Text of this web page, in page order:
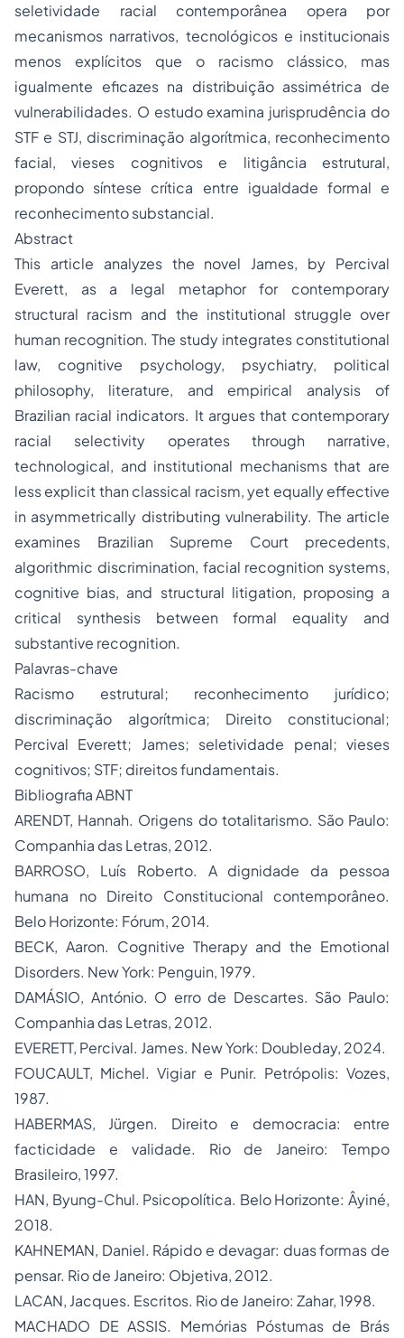
seletividade racial contemporânea opera por
mecanismos narrativos, tecnológicos e institucionais
menos explícitos que o racismo clássico, mas
igualmente eficazes na distribuição assimétrica de
vulnerabilidades. O estudo examina jurisprudência do
STF e STJ, discriminação algorítmica, reconhecimento
facial, vieses cognitivos e litigância estrutural,
propondo síntese crítica entre igualdade formal e
reconhecimento substancial.
Abstract
This article analyzes the novel James, by Percival
Everett, as a legal metaphor for contemporary
structural racism and the institutional struggle over
human recognition. The study integrates constitutional
law, cognitive psychology, psychiatry, political
philosophy, literature, and empirical analysis of
Brazilian racial indicators. It argues that contemporary
racial selectivity operates through narrative,
technological, and institutional mechanisms that are
less explicit than classical racism, yet equally effective
in asymmetrically distributing vulnerability. The article
examines Brazilian Supreme Court precedents,
algorithmic discrimination, facial recognition systems,
cognitive bias, and structural litigation, proposing a
critical synthesis between formal equality and
substantive recognition.
Palavras-chave
Racismo estrutural; reconhecimento jurídico;
discriminação algorítmica; Direito constitucional;
Percival Everett; James; seletividade penal; vieses
cognitivos; STF; direitos fundamentais.
Bibliografia ABNT
ARENDT, Hannah. Origens do totalitarismo. São Paulo:
Companhia das Letras, 2012.
BARROSO, Luís Roberto. A dignidade da pessoa
humana no Direito Constitucional contemporâneo.
Belo Horizonte: Fórum, 2014.
BECK, Aaron. Cognitive Therapy and the Emotional
Disorders. New York: Penguin, 1979.
DAMÁSIO, António. O erro de Descartes. São Paulo:
Companhia das Letras, 2012.
EVERETT, Percival. James. New York: Doubleday, 2024.
FOUCAULT, Michel. Vigiar e Punir. Petrópolis: Vozes,
1987.
HABERMAS, Jürgen. Direito e democracia: entre
facticidade e validade. Rio de Janeiro: Tempo
Brasileiro, 1997.
HAN, Byung-Chul. Psicopolítica. Belo Horizonte: Âyiné,
2018.
KAHNEMAN, Daniel. Rápido e devagar: duas formas de
pensar. Rio de Janeiro: Objetiva, 2012.
LACAN, Jacques. Escritos. Rio de Janeiro: Zahar, 1998.
MACHADO DE ASSIS. Memórias Póstumas de Brás